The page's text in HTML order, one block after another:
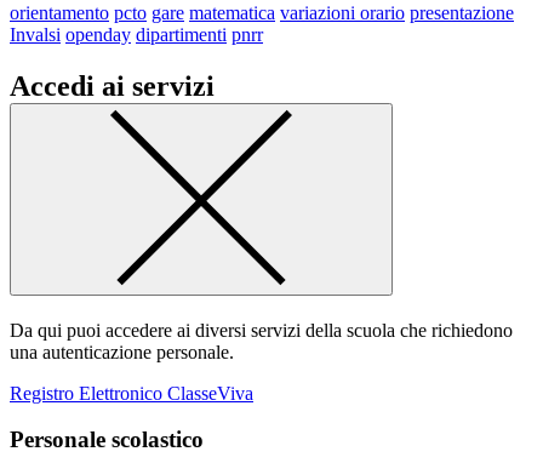
orientamento pcto gare matematica variazioni orario presentazione
Invalsi openday dipartimenti pnrr
Accedi ai servizi
Da qui puoi accedere ai diversi servizi della scuola che richiedono
una autenticazione personale.
Registro Elettronico ClasseViva
Personale scolastico